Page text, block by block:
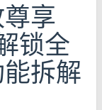
享
锁全
拆解